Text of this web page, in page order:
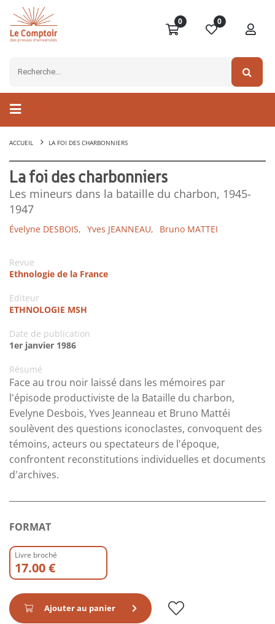
0 0
ACCUEIL LA FOI DES CHARBONNIERS
La foi des charbonniers
Les mineurs dans la bataille du charbon, 1945-
1947
Évelyne DESBOIS, Yves JEANNEAU, Bruno MATTEI
Revue
Ethnologie de la France
Editeur
ETHNOLOGIE MSH
Date de publication
1er janvier 1986
Résumé
Face au trou noir laissé dans les mémoires par
l'épisode productiviste de la Bataille du charbon,
Evelyne Desbois, Yves Jeanneau et Bruno Mattéi
soulèvent des questions iconoclastes, convoquent des
témoins, acteurs ou spectateurs de l'époque,
confrontent reconstitutions individuelles et documents
d'archives.
FORMAT
Livre broché
17.00 €
Ajouter au panier